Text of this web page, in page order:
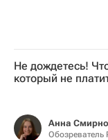
Не дождетесь!
который не
Анна